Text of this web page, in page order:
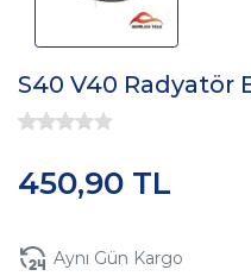
S40 V40 Radyatör
450,90 TL
Aynı Gün Kargo